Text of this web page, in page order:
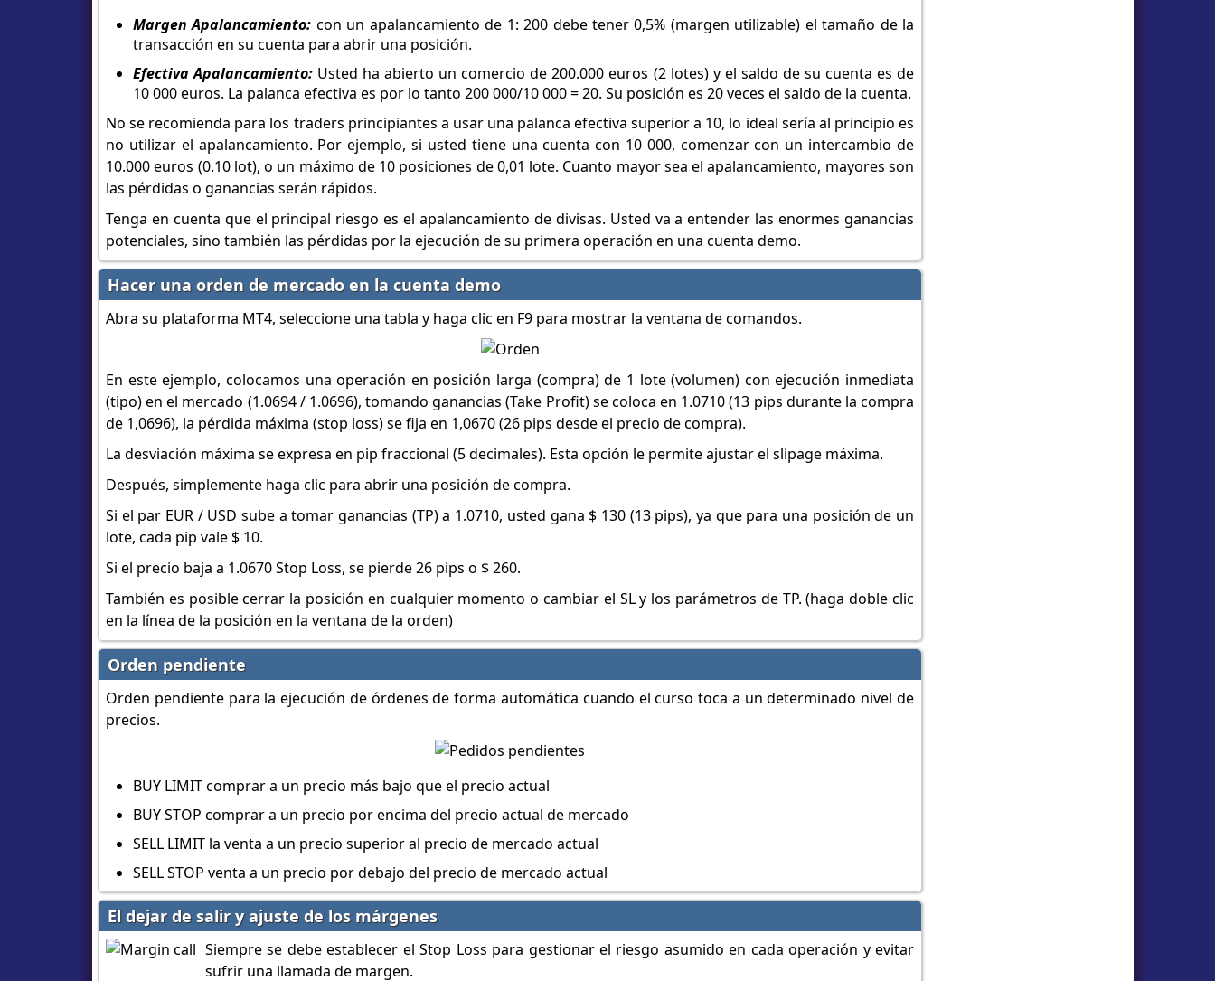
Margen Apalancamiento: con un apalancamiento de 1: 200 debe tener 0,5% (margen utilizable) el tamaño de la
transacción en su cuenta para abrir una posición.
Efectiva Apalancamiento: Usted ha abierto un comercio de 200.000 euros (2 lotes) y el saldo de su cuenta es de
10 000 euros. La palanca efectiva es por lo tanto 200 000/10 000 = 20. Su posición es 20 veces el saldo de la cuenta.
No se recomienda para los traders principiantes a usar una palanca efectiva superior a 10, lo ideal sería al principio es
no utilizar el apalancamiento. Por ejemplo, si usted tiene una cuenta con 10 000, comenzar con un intercambio de
10.000 euros (0.10 lot), o un máximo de 10 posiciones de 0,01 lote. Cuanto mayor sea el apalancamiento, mayores son
las pérdidas o ganancias serán rápidos.
Tenga en cuenta que el principal riesgo es el apalancamiento de divisas. Usted va a entender las enormes ganancias
potenciales, sino también las pérdidas por la ejecución de su primera operación en una cuenta demo.
Hacer una orden de mercado en la cuenta demo
Abra su plataforma MT4, seleccione una tabla y haga clic en F9 para mostrar la ventana de comandos.
En este ejemplo, colocamos una operación en posición larga (compra) de 1 lote (volumen) con ejecución inmediata
(tipo) en el mercado (1.0694 / 1.0696), tomando ganancias (Take Profit) se coloca en 1.0710 (13 pips durante la compra
de 1,0696), la pérdida máxima (stop loss) se fija en 1,0670 (26 pips desde el precio de compra).
La desviación máxima se expresa en pip fraccional (5 decimales). Esta opción le permite ajustar el slipage máxima.
Después, simplemente haga clic para abrir una posición de compra.
Si el par EUR / USD sube a tomar ganancias (TP) a 1.0710, usted gana $ 130 (13 pips), ya que para una posición de un
lote, cada pip vale $ 10.
Si el precio baja a 1.0670 Stop Loss, se pierde 26 pips o $ 260.
También es posible cerrar la posición en cualquier momento o cambiar el SL y los parámetros de TP. (haga doble clic
en la línea de la posición en la ventana de la orden)
Orden pendiente
Orden pendiente para la ejecución de órdenes de forma automática cuando el curso toca a un determinado nivel de
precios.
BUY LIMIT comprar a un precio más bajo que el precio actual
BUY STOP comprar a un precio por encima del precio actual de mercado
SELL LIMIT la venta a un precio superior al precio de mercado actual
SELL STOP venta a un precio por debajo del precio de mercado actual
El dejar de salir y ajuste de los márgenes
Siempre se debe establecer el Stop Loss para gestionar el riesgo asumido en cada operación y evitar
sufrir una llamada de margen.